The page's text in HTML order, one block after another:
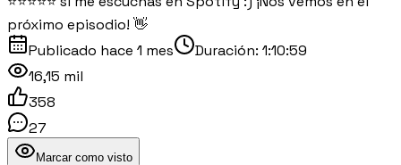
próximo episodio! 👋
Publicado hace 1 mes Duración: 1:10:59
16,15 mil
358
27
Marcar como visto